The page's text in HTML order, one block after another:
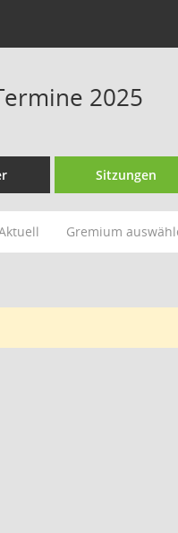
2025
Sitzungen
Gremium